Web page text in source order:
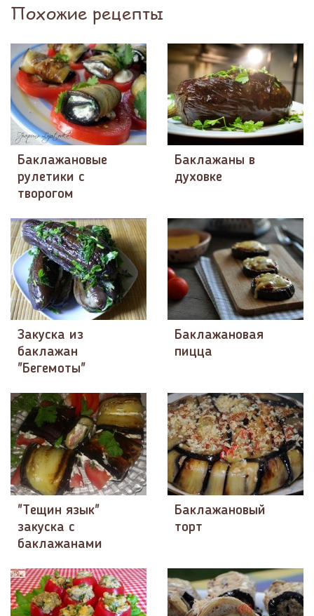
Похожие рецепты
Баклажановые
рулетики с
творогом
Баклажаны в
духовке
Закуска из
баклажан
"Бегемоты"
Баклажановая
пицца
"Тещин язык"
закуска с
баклажанами
Баклажановый
торт